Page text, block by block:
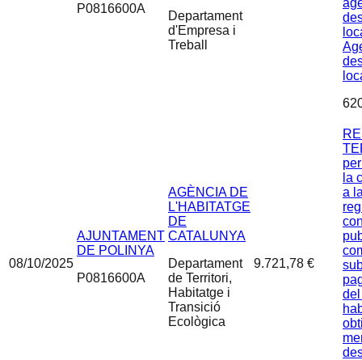
P0816600A
Departament
d'Empresa i
Treball
08/10/2025
AJUNTAMENT
DE POLINYA
P0816600A
AGÈNCIA DE
L'HABITATGE
DE
CATALUNYA
Departament
de Territori,
Habitatge i
Transició
Ecològica
9.721,78 €
la
a